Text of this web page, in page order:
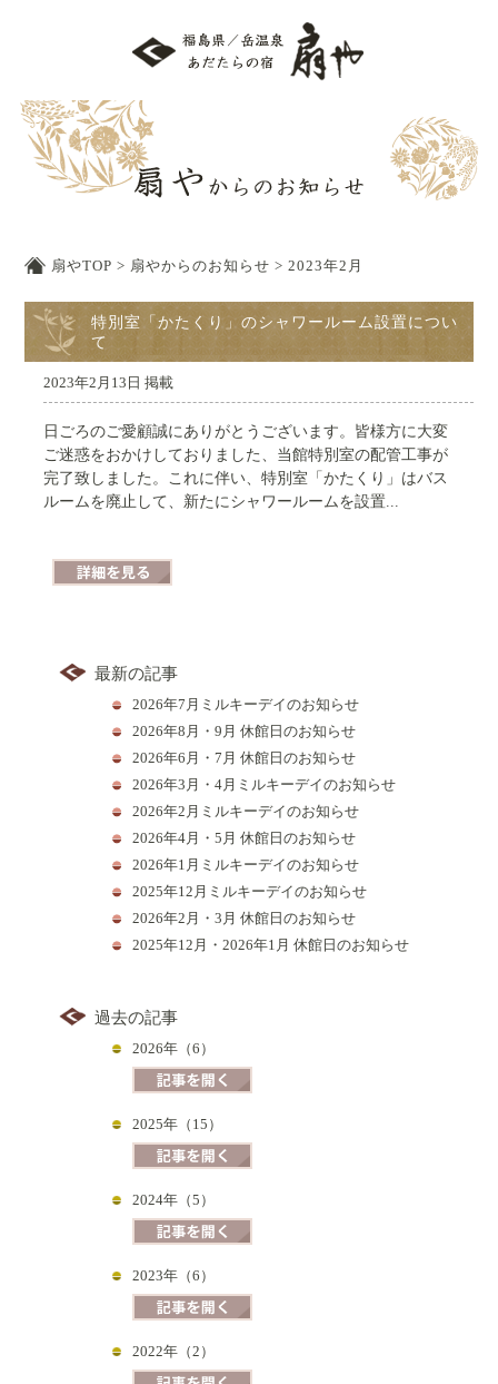
扇やTOP > 扇やからのお知らせ> 2023年2月
特別室「かたくり」のシャワールーム設置につい
て
2023年2月13日 掲載
日ごろのご愛顧誠にありがとうございます。皆様方に大変
ご迷惑をおかけしておりました、当館特別室の配管工事が
完了致しました。これに伴い、特別室「かたくり」はバス
ルームを廃止して、新たにシャワールームを設置...
最新の記事
2026年7月ミルキーデイのお知らせ
2026年8月・9月 休館日のお知らせ
2026年6月・7月 休館日のお知らせ
2026年3月・4月ミルキーデイのお知らせ
2026年2月ミルキーデイのお知らせ
2026年4月・5月 休館日のお知らせ
2026年1月ミルキーデイのお知らせ
2025年12月ミルキーデイのお知らせ
2026年2月・3月 休館日のお知らせ
2025年12月・2026年1月 休館日のお知らせ
過去の記事
2026年（6）
2025年（15）
2024年（5）
2023年（6）
2022年（2）